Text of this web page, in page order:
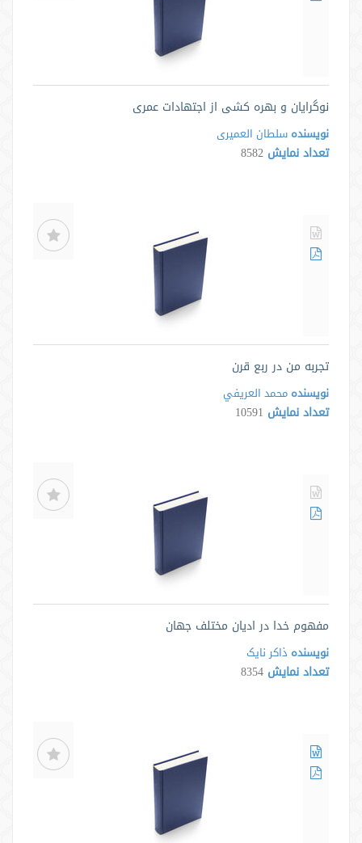
نوگرایان و بهره کشی از اجتهادات عمری
نویسنده سلطان العمیری
تعداد نمایش 8582
تجربه من در ربع قرن
نویسنده محمد العريفي
تعداد نمایش 10591
مفهوم خدا در ادیان مختلف جهان
نویسنده ذاکر نایک
تعداد نمایش 8354